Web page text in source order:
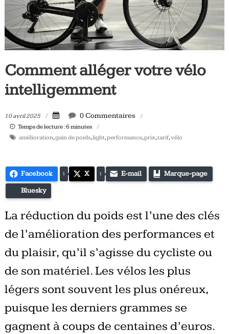
Tous
les
jours,
votre
vélo
et
triathlon
Comment alléger votre vélo
intelligemment
10 avril 2025 0 Commentaires
Temps de lecture :6 minutes
amélioration,gain de poids,light,performance,prix,tarif,vélo
Facebook 1 X 1 E-mail Marque-page
Bluesky
La réduction du poids est l’une des clés
de l’amélioration des performances et
du plaisir, qu’il s’agisse du cycliste ou
de son matériel. Les vélos les plus
légers sont souvent les plus onéreux,
puisque les derniers grammes se
gagnent à coups de centaines d’euros.